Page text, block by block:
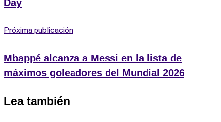
Day
Próxima publicación
Mbappé alcanza a Messi en la lista de
máximos goleadores del Mundial 2026
Lea también